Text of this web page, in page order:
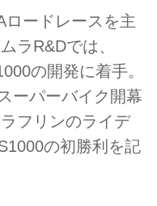
ロードレースを主
ラR&Dでは、
の開発に着手。
ーパーバイク開幕
フリンのライデ
の初勝利を記